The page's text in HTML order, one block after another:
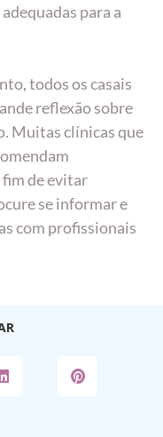
para a
todos os casais
reflexão sobre
Muitas clínicas que
de evitar
se informar e
com profissionais